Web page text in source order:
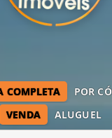
VENDA ALUGUEL
COMPLETA POR